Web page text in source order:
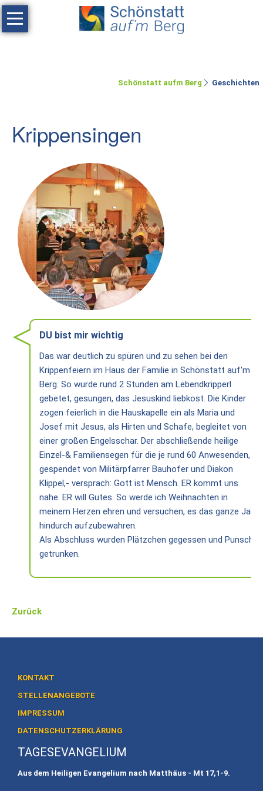
Navigation
überspringen
feiern
Zimmer
Ferienwohnung
Umgebung
Schönstatt-
Heiligtum
Preise
Buchen
Veranstaltungen
Termine
Gottesdienste
Initiativen
Referenten
Familien
Kinder
willkommen
Akademie
Familienerholung
Mitarbeit
Do
Schönstatt aufm Berg Geschichten
Krippensingen
DU bist mir wichtig
Das war deutlich zu spüren und zu sehen bei den
Krippenfeiern im Haus der Familie in Schönstatt auf'm
Berg. So wurde rund 2 Stunden am Lebendkripperl
gebetet, gesungen, das Jesuskind liebkost. Die Kinder
zogen feierlich in die Hauskapelle ein als Maria und
Josef mit Jesus, als Hirten und Schafe, begleitet von
einer großen Engelsschar. Der abschließende heilige
Einzel-& Familiensegen für die je rund 60 Anwesenden,
gespendet von Militärpfarrer Bauhofer und Diakon
Klippel,- versprach: Gott ist Mensch. ER kommt uns
nahe. ER will Gutes. So werde ich Weihnachten in
meinem Herzen ehren und versuchen, es das ganze Jahr
hindurch aufzubewahren.
Als Abschluss wurden Plätzchen gegessen und Punsch
getrunken.
Zurück
KONTAKT
STELLENANGEBOTE
IMPRESSUM
DATENSCHUTZERKLÄRUNG
TAGESEVANGELIUM
Aus dem Heiligen Evangelium nach Matthäus - Mt 17,1-9.